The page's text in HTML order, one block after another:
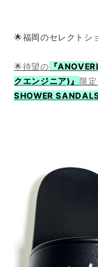
🌟福岡のセレクトシ
🌟待望の 『
クエンジニア)』限
SHOWER SANDALS